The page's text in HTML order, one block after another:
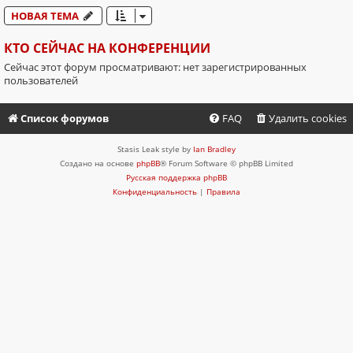
НОВАЯ ТЕМА
КТО СЕЙЧАС НА КОНФЕРЕНЦИИ
Сейчас этот форум просматривают: нет зарегистрированных
пользователей
Список форумов Удалить cookies
FAQ
Stasis Leak style by Ian Bradley
Создано на основе phpBB® Forum Software © phpBB Limited
Русская поддержка phpBB
Конфиденциальность | Правила